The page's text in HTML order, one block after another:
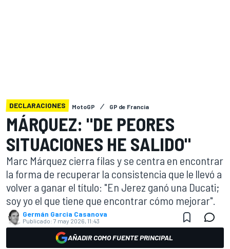
DECLARACIONES MotoGP GP de Francia
MÁRQUEZ: "DE PEORES
SITUACIONES HE SALIDO"
Marc Márquez cierra filas y se centra en encontrar
la forma de recuperar la consistencia que le llevó a
volver a ganar el título: "En Jerez ganó una Ducati;
soy yo el que tiene que encontrar cómo mejorar".
Germán Garcia Casanova
Publicado: 7 may 2026, 11:43
AÑADIR COMO FUENTE PRINCIPAL